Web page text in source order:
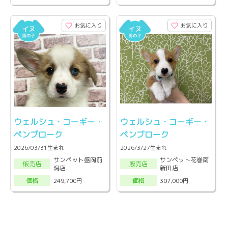
お気に入り
ウェルシュ・コーギー・
ペンブローク
2026/03/31生まれ
販売店
サンペット盛岡前
潟店
価格
249,700円
お気に入り
ウェルシュ・コーギー・
ペンブローク
2026/3/27生まれ
販売店
サンペット花巻南
新田店
価格
307,000円